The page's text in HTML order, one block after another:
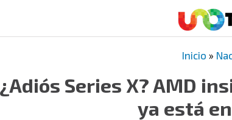
Inicio »
¿Adiós Series X? AMD
ya está